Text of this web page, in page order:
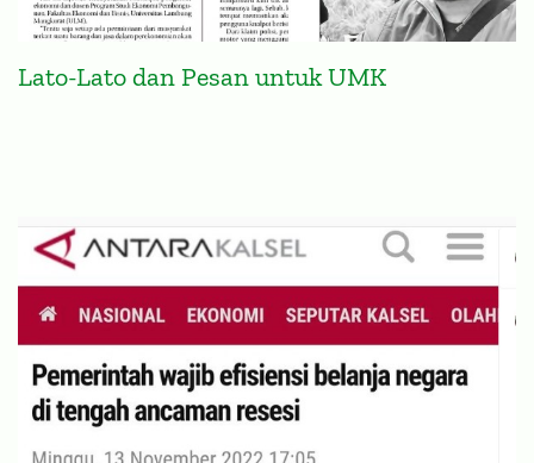
Lato-Lato dan Pesan untuk UMK